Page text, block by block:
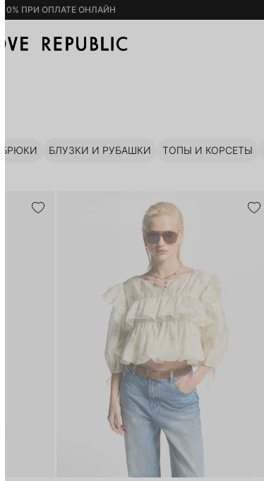
– 10% ПРИ ОПЛАТЕ ОНЛАЙН
БРЮКИ БЛУЗКИ И РУБАШКИ ТОПЫ И КОРСЕТЫ